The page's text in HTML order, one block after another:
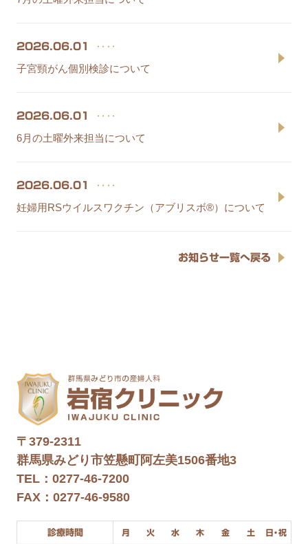
2026.06.01
‥‥
子宮頸がん個別検診について
2026.06.01
‥‥
6月の土曜外来担当について
2026.06.01
‥‥
妊婦用RSウイルスワクチン（アブリスボ®）について
お知らせ一覧へ戻る
〒379-2311
群馬県みどり市笠懸町阿左美1506番地3
TEL：0277-46-7200
FAX：0277-46-9580
診療時間 月 火 水 木 金 土 日・祝